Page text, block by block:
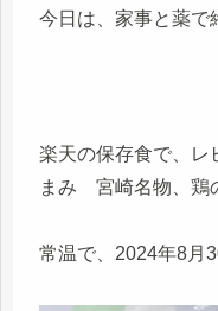
今日は、家事と薬で
楽天の保存食で、レ
まみ 宮崎名物、鶏
常温で、2024年8月